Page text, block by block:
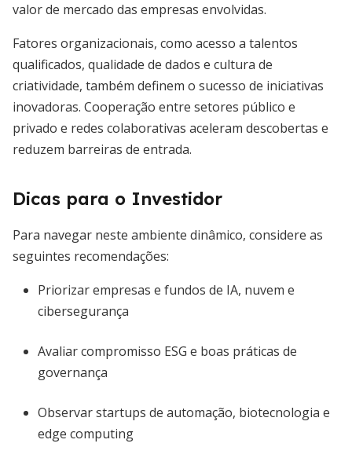
valor de mercado das empresas envolvidas.
Fatores organizacionais, como acesso a talentos
qualificados, qualidade de dados e cultura de
criatividade, também definem o sucesso de iniciativas
inovadoras. Cooperação entre setores público e
privado e redes colaborativas aceleram descobertas e
reduzem barreiras de entrada.
Dicas para o Investidor
Para navegar neste ambiente dinâmico, considere as
seguintes recomendações:
Priorizar empresas e fundos de IA, nuvem e
cibersegurança
Avaliar compromisso ESG e boas práticas de
governança
Observar startups de automação, biotecnologia e
edge computing